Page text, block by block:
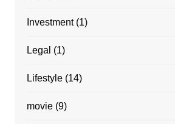
Investment(1)
Legal (1)
Lifestyle(14)
movie(9)